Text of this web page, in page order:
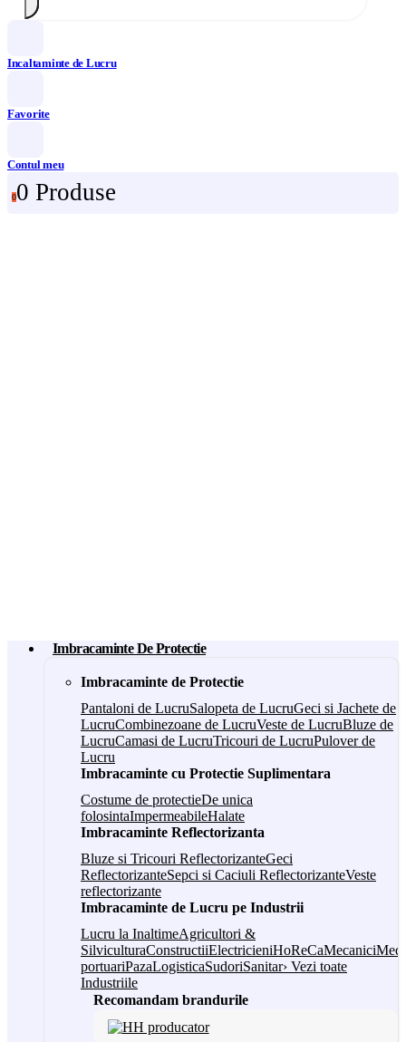
Incaltaminte de Lucru
Favorite
Contul meu
00 Produse
Imbracaminte De Protectie
Imbracaminte de Protectie
Pantaloni de LucruSalopeta de LucruGeci si Jachete de
LucruCombinezoane de LucruVeste de LucruBluze de
LucruCamasi de LucruTricouri de LucruPulover de
Lucru
Imbracaminte cu Protectie Suplimentara
Costume de protectieDe unica
folosintaImpermeabileHalate
Imbracaminte Reflectorizanta
Bluze si Tricouri ReflectorizanteGeci
ReflectorizanteSepci si Caciuli ReflectorizanteVeste
reflectorizante
Imbracaminte de Lucru pe Industrii
Lucru la InaltimeAgricultori &
SilviculturaConstructiiElectricieniHoReCaMecanici
portuariPazaLogisticaSudoriSanitar› Vezi toate
Industriile
Recomandam brandurile